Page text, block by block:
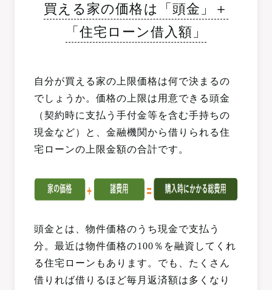
買える家の価格は「頭金」＋
「住宅ローン借入額」
自分が買える家の上限価格は何で決まるの
でしょうか。価格の上限は用意できる頭金
（契約時に支払う手付金等を含む手持ちの
現金など）と、金融機関から借りられる住
宅ローンの上限金額の合計です。
頭金とは、物件価格のうち現金で支払う
分。最近は物件価格の100％を融資してくれ
る住宅ローンもあります。でも、たくさん
借りれば借りるほど毎月返済額は多くなり